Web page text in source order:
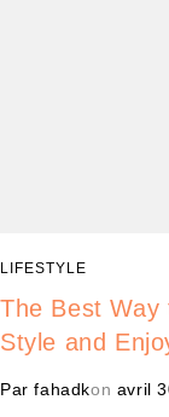
LIFESTYLE
The Best Way
Style and
Par fahadkon avril